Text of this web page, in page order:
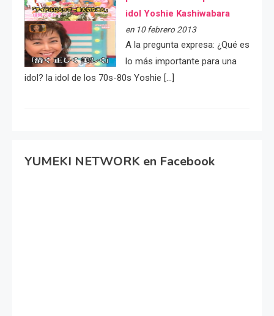
idol Yoshie Kashiwabara
en 10 febrero 2013
A la pregunta expresa: ¿Qué es
lo más importante para una
idol? la idol de los 70s-80s Yoshie […]
YUMEKI NETWORK en Facebook